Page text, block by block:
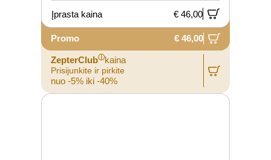
Įprasta kaina
€ 46,00
Promo € 46,00
ZepterClubⓘkaina
Prisijunkite ir pirkite
nuo -5% iki -40%